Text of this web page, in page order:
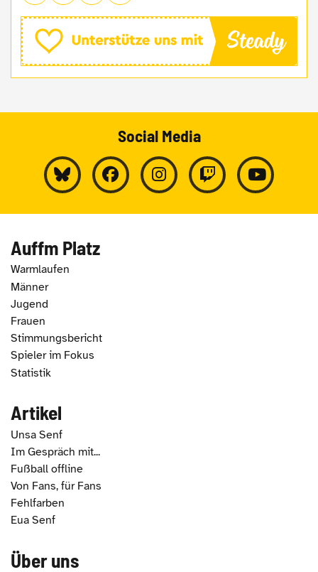
Social Media
Auffm Platz
Warmlaufen
Männer
Jugend
Frauen
Stimmungsbericht
Spieler im Fokus
Statistik
Artikel
Unsa Senf
Im Gespräch mit...
Fußball offline
Von Fans, für Fans
Fehlfarben
Eua Senf
Über uns